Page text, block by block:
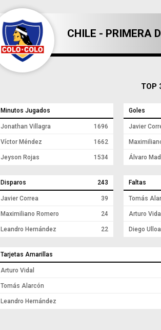
CHILE - PRIMERA
TOP
Minutos Jugados
Jonathan Villagra 1696
Víctor Méndez 1662
Jeyson Rojas 1534
Goles
Javier
Álvaro
Disparos 243
Javier Correa 39
Maximiliano Romero 24
Leandro Hernández 22
Faltas
Tomás
Arturo
Diego Ulloa
Tarjetas Amarillas
Arturo Vidal
Tomás Alarcón
Leandro Hernández